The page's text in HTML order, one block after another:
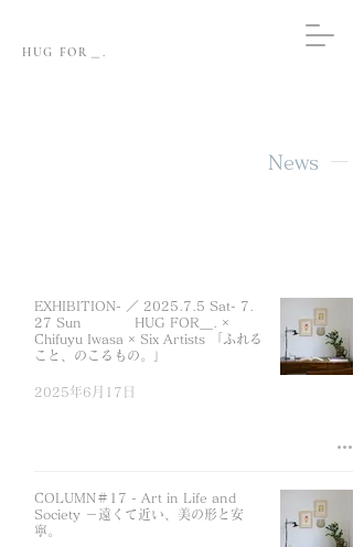
HUG FOR＿.
News
EXHIBITION- ／ 2025.7.5 Sat- 7.
27 Sun HUG FOR＿. ×
Chifuyu Iwasa × Six Artists 「ふれる
こと、のこるもの。」
2025年6月17日
COLUMN＃17 - Art in Life and
Society －遠くて近い、美の形と安
寧。